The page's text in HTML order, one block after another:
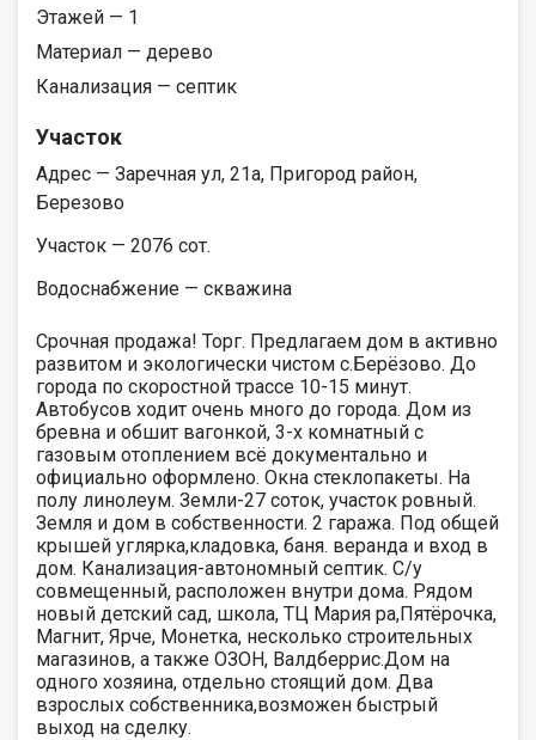
Этажей — 1
Материал — дерево
Канализация — септик
Участок
Адрес — Заречная ул, 21а, Пригород район,
Березово
Участок — 2076 сот.
Водоснабжение — скважина
Срочная продажа! Торг. Предлагаем дом в активно
развитом и экологически чистом с.Берёзово. До
города по скоростной трассе 10-15 минут.
Автобусов ходит очень много до города. Дом из
бревна и обшит вагонкой, 3-х комнатный с
газовым отоплением всё документально и
официально оформлено. Окна стеклопакеты. На
полу линолеум. Земли-27 соток, участок ровный.
Земля и дом в собственности. 2 гаража. Под общей
крышей углярка,кладовка, баня. веранда и вход в
дом. Канализация-автономный септик. С/у
совмещенный, расположен внутри дома. Рядом
новый детский сад, школа, ТЦ Мария ра,Пятёрочка,
Магнит, Ярче, Монетка, несколько строительных
магазинов, а также ОЗОН, Валдберрис.Дом на
одного хозяина, отдельно стоящий дом. Два
взрослых собственника,возможен быстрый
выход на сделку.